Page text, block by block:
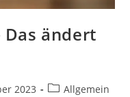
ändert
2023 Allgemein